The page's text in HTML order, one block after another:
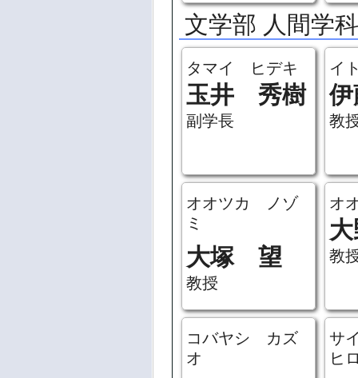
文学部 人間学科
タマイ ヒデキ
玉井 秀樹
副学長
イ
教
オオツカ ノゾ
ミ
大塚 望
教授
オ
教
コバヤシ カズ
オ
サ
ヒ